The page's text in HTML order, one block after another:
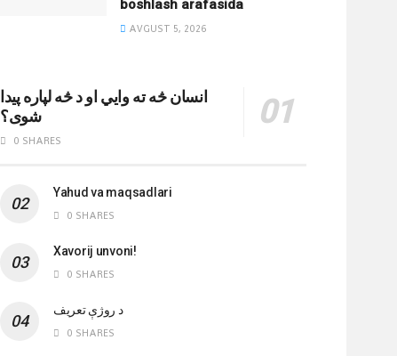
boshlash arafasida
AVGUST 5, 2026
انسان څه ته وایي او د څه لپاره پیدا
شوی؟
0 SHARES
Yahud va maqsadlari
0 SHARES
Xavorij unvoni!
0 SHARES
‌د روژې تعریف
0 SHARES